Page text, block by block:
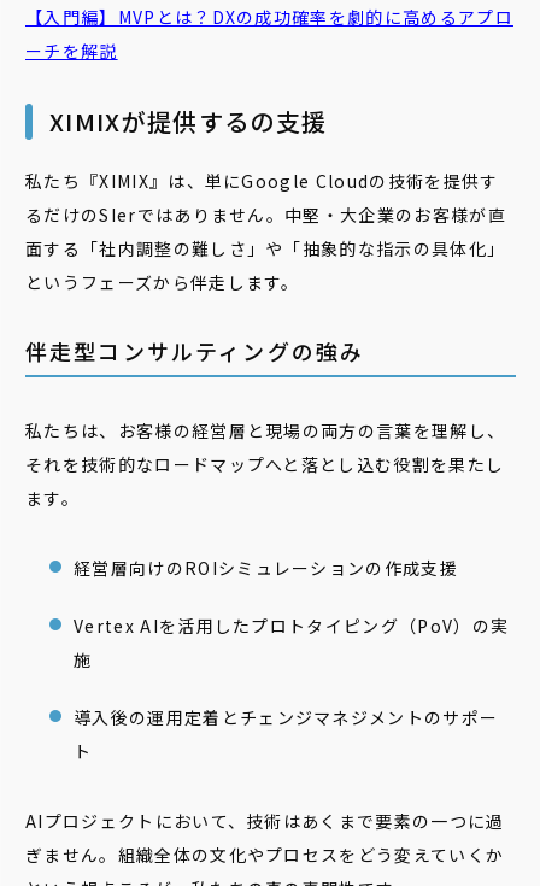
【入門編】MVPとは？DXの成功確率を劇的に高めるアプロ
ーチを解説
XIMIXが提供するの支援
私たち『XIMIX』は、単にGoogle Cloudの技術を提供す
るだけのSIerではありません。中堅・大企業のお客様が直
面する「社内調整の難しさ」や「抽象的な指示の具体化」
というフェーズから伴走します。
伴走型コンサルティングの強み
私たちは、お客様の経営層と現場の両方の言葉を理解し、
それを技術的なロードマップへと落とし込む役割を果たし
ます。
経営層向けのROIシミュレーションの作成支援
Vertex AIを活用したプロトタイピング（PoV）の実
施
導入後の運用定着とチェンジマネジメントのサポー
ト
AIプロジェクトにおいて、技術はあくまで要素の一つに過
ぎません。組織全体の文化やプロセスをどう変えていくか